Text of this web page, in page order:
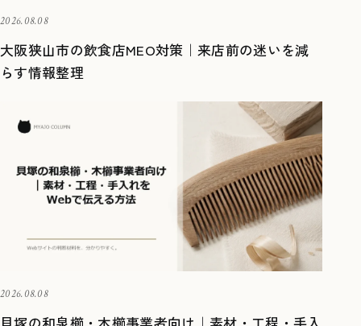
2026.08.08
大阪狭山市の飲食店MEO対策｜来店前の迷いを減
らす情報整理
2026.08.08